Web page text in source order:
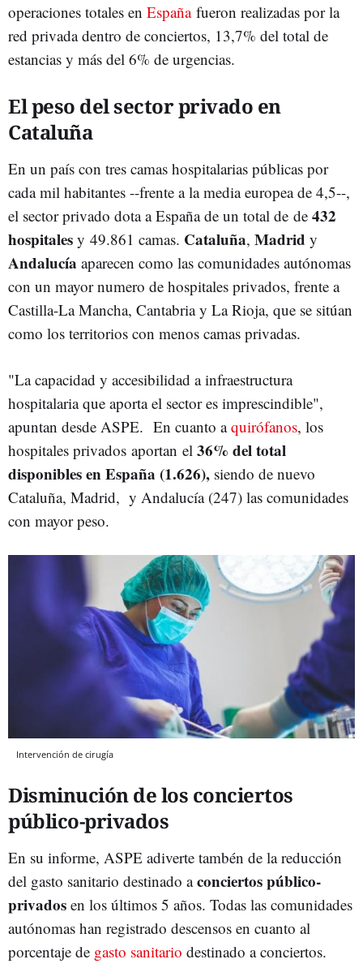
operaciones totales en Españafueron realizadas por la
red privada dentro de conciertos, 13,7% del total de
estancias y más del 6% de urgencias.
El peso del sector privado en
Cataluña
En un país con tres camas hospitalarias públicas por
cada mil habitantes --frente a la media europea de 4,5--,
el sector privado dota a España de un total de de 432
hospitales y 49.861 camas. Cataluña, Madrid y
Andalucía aparecen como las comunidades autónomas
con un mayor numero de hospitales privados, frente a
Castilla-La Mancha, Cantabria y La Rioja, que se sitúan
como los territorios con menos camas privadas.
"La capacidad y accesibilidad a infraestructura
hospitalaria que aporta el sector es imprescindible",
apuntan desde ASPE. En cuanto aquirófanos, los
hospitales privados aportan el 36% del total
disponibles en España (1.626), siendo de nuevo
Cataluña, Madrid, y Andalucía (247) las comunidades
con mayor peso.
Intervención de cirugía
Disminución de los conciertos
público-privados
En su informe, ASPE adiverte tambén de la reducción
del gasto sanitario destinado aconciertos público-
privados en los últimos 5 años. Todas las comunidades
autónomas han registrado descensos en cuanto al
porcentaje de gasto sanitario destinado a conciertos.